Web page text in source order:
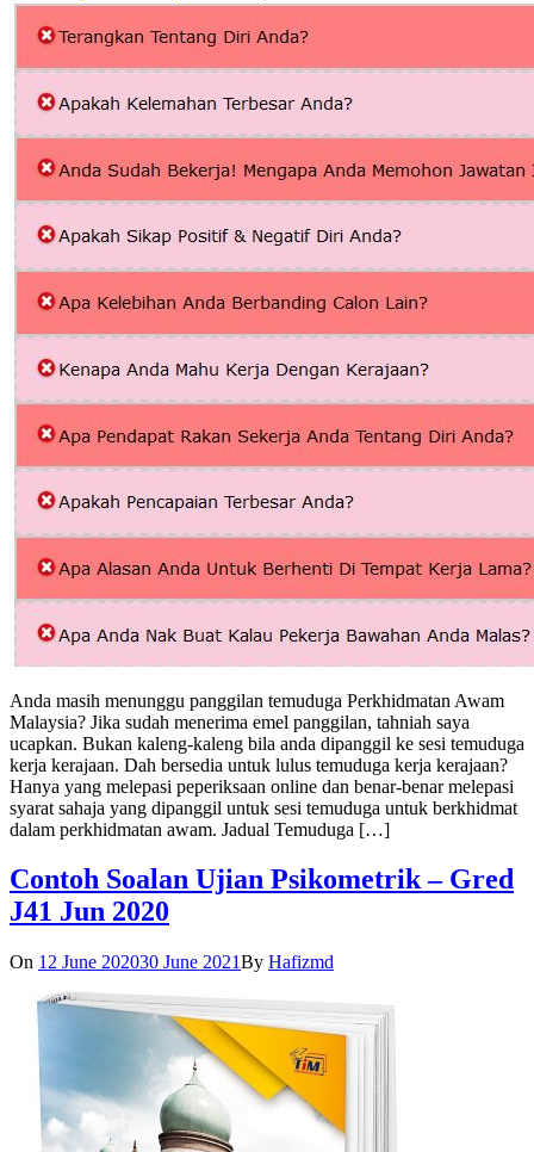
Anda masih menunggu panggilan temuduga Perkhidmatan Awam
Malaysia? Jika sudah menerima emel panggilan, tahniah saya
ucapkan. Bukan kaleng-kaleng bila anda dipanggil ke sesi temuduga
kerja kerajaan. Dah bersedia untuk lulus temuduga kerja kerajaan?
Hanya yang melepasi peperiksaan online dan benar-benar melepasi
syarat sahaja yang dipanggil untuk sesi temuduga untuk berkhidmat
dalam perkhidmatan awam. Jadual Temuduga […]
Contoh Soalan Ujian Psikometrik – Gred
J41 Jun 2020
On 12 June 202030 June 2021By Hafizmd